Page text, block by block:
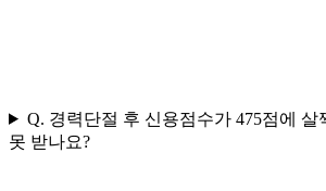
Q. 경력단절 후 신용점수가 475점에 살
못 받나요?